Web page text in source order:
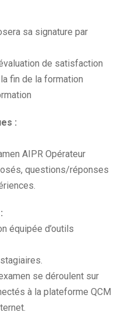
sa signature par
de satisfaction
fin de la formation
:
AIPR Opérateur
questions/réponses
équipée d’outils
se déroulent sur
à la plateforme QCM